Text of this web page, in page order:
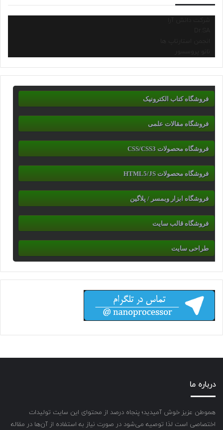
شرکت دانش آرا
انجمن استارتاپ ها
نانو پروسسور
فروشگاه کتاب الکترونیک
فروشگاه مقالات علمی
فروشگاه محصولات CSS/CSS3
فروشگاه محصولات HTML5/JS
فروشگاه ابزار وبمسر / پلاگین
فروشگاه قالب سایت
طراحی سایت
درباره ما
هموطن عزیز خوش آمیدید؛ پنجاه درصد از محتوای این سایت تولیدات
اختصاصی است لذا توصیه می‌شود در صورت نیاز به استفاده از آن‌ها در مقاله